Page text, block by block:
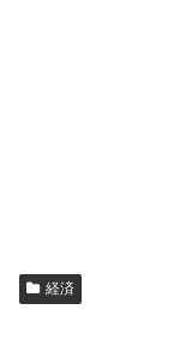
経済